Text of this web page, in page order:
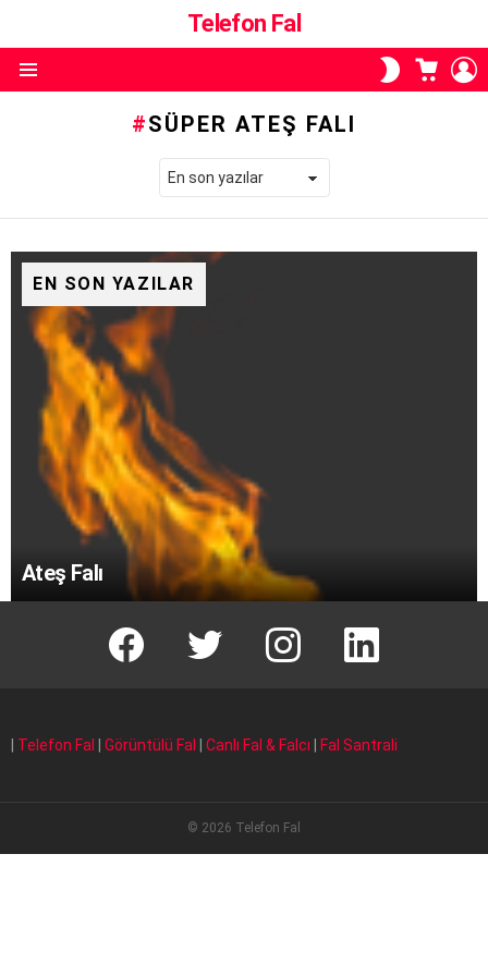
Telefon Fal
SKIN
ANAHTARI
SEPETI
SÜPER ATEŞ FALI
EN SON YAZILAR
Ateş Falı
facebook T instagram Linkedin Fal
Telefon Fal Görüntülü Fal Canlı Fal & Falcı Fal Santrali
© 2026 Telefon Fal